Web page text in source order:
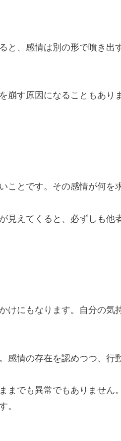
と、感情は別の形で噴き
す原因になることもあり
とです。その感情が何を
えてくると、必ずしも他
けにもなります。自分の
情の存在を認めつつ、行
までも異常でもありませ
。